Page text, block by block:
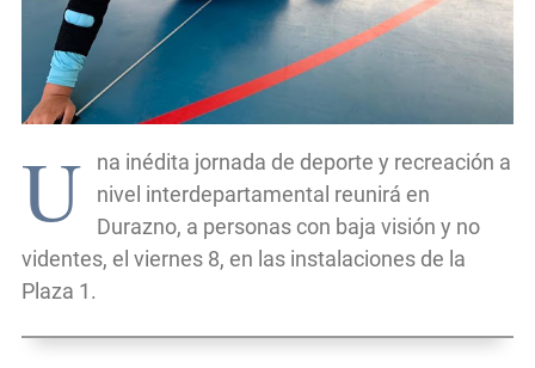
U
na inédita jornada de deporte y recreación a
nivel interdepartamental reunirá en
Durazno, a personas con baja visión y no
videntes, el viernes 8, en las instalaciones de la
Plaza 1.